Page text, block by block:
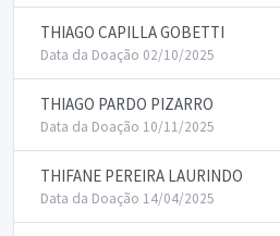
THIAGO CAPILLA GOBETTI
Data da Doação 02/10/2025
THIAGO PARDO PIZARRO
Data da Doação 10/11/2025
THIFANE PEREIRA LAURINDO
Data da Doação 14/04/2025